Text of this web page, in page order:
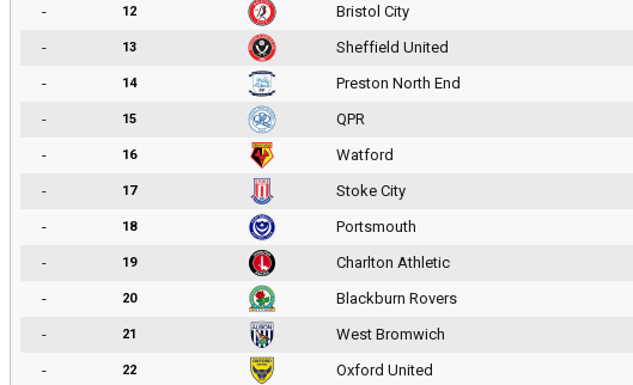
-
12 Bristol City
-
13 Sheffield United
-
14 Preston North End
-
15 QPR
-
16 Watford
-
17 Stoke City
-
18 Portsmouth
-
19 Charlton Athletic
-
20 Blackburn Rovers
-
21 West Bromwich
-
22 Oxford United